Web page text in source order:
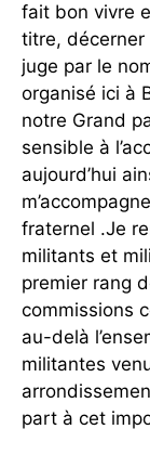
fait bon vivre
titre, décerner
juge par le
organisé ici à
notre Grand
sensible à
aujourd’hui
fraternel .Je
militants et
premier rang
commissions
au-delà
militantes
part à cet